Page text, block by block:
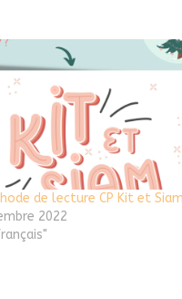
de lecture CP Kit et Siam
2022